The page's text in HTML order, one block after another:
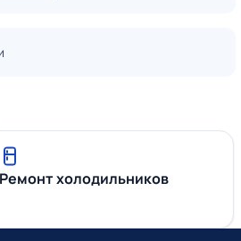
Ремонт холодильников